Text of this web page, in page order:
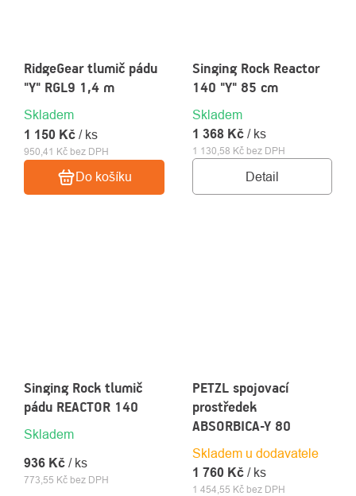
RidgeGear tlumič pádu
"Y" RGL9 1,4 m
Skladem
950,41 Kč bez DPH
1 150 Kč / ks
Do košíku
Singing Rock Reactor
140 "Y" 85 cm
Skladem
1 130,58 Kč bez DPH
1 368 Kč / ks
Detail
Singing Rock tlumič
pádu REACTOR 140
Skladem
773,55 Kč bez DPH
936 Kč / ks
PETZL spojovací
prostředek
ABSORBICA-Y 80
Skladem u dodavatele
1 454,55 Kč bez DPH
1 760 Kč / ks